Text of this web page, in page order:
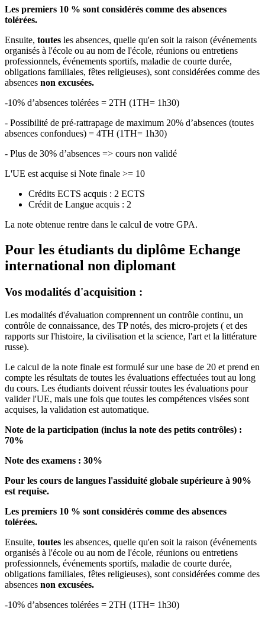
Les premiers 10 % sont considérés comme des absences
tolérées.
Ensuite, toutes les absences, quelle qu'en soit la raison (événements
organisés à l'école ou au nom de l'école, réunions ou entretiens
professionnels, événements sportifs, maladie de courte durée,
obligations familiales, fêtes religieuses), sont considérées comme des
absences non excusées.
-10% d’absences tolérées = 2TH (1TH= 1h30)
- Possibilité de pré-rattrapage de maximum 20% d’absences (toutes
absences confondues) = 4TH (1TH= 1h30)
- Plus de 30% d’absences => cours non validé
L'UE est acquise si Note finale >= 10
Crédits ECTS acquis : 2 ECTS
Crédit de Langue acquis : 2
La note obtenue rentre dans le calcul de votre GPA.
Pour les étudiants du diplôme Echange
international non diplomant
Vos modalités d'acquisition :
Les modalités d'évaluation comprennent un contrôle continu, un
contrôle de connaissance, des TP notés, des micro-projets ( et des
rapports sur l'histoire, la civilisation et la science, l'art et la littérature
russe).
Le calcul de la note finale est formulé sur une base de 20 et prend en
compte les résultats de toutes les évaluations effectuées tout au long
du cours. Les étudiants doivent réussir toutes les évaluations pour
valider l'UE, mais une fois que toutes les compétences visées sont
acquises, la validation est automatique.
Note de la participation (inclus la note des petits contrôles) :
70%
Note des examens : 30%
Pour les cours de langues l'assiduité globale supérieure à 90%
est requise.
Les premiers 10 % sont considérés comme des absences
tolérées.
Ensuite, toutes les absences, quelle qu'en soit la raison (événements
organisés à l'école ou au nom de l'école, réunions ou entretiens
professionnels, événements sportifs, maladie de courte durée,
obligations familiales, fêtes religieuses), sont considérées comme des
absences non excusées.
-10% d’absences tolérées = 2TH (1TH= 1h30)